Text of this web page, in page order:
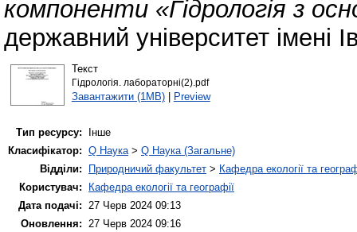
компоненти «Гідрологія з
державний університет імені
Текст
Гідрологія. лабораторні(2).pdf
Завантажити (1MB)| Preview
Тип ресурсу:
Інше
Класифікатор: Q Наука> Q Наука (Загальне)
Відділи:
Природничий факультет > Кафедра екології та
Користувач:
Кафедра екології та географії
Дата подачі: 27 Черв 2024 09:13
Оновлення: 27 Черв 2024 09:16